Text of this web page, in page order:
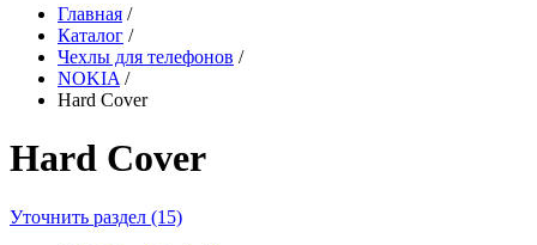
Главная /
Каталог /
Чехлы для телефонов /
NOKIA /
Hard Cover
Hard Cover
Уточнить раздел (15)